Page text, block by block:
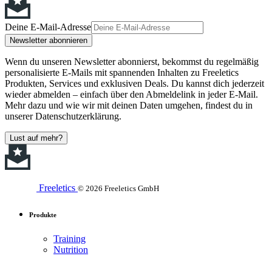
Deine E-Mail-Adresse
Newsletter abonnieren
Wenn du unseren Newsletter abonnierst, bekommst du regelmäßig
personalisierte E-Mails mit spannenden Inhalten zu Freeletics
Produkten, Services und exklusiven Deals. Du kannst dich jederzeit
wieder abmelden – einfach über den Abmeldelink in jeder E-Mail.
Mehr dazu und wie wir mit deinen Daten umgehen, findest du in
unserer Datenschutzerklärung.
Lust auf mehr?
Freeletics © 2026 Freeletics GmbH
Produkte
Training
Nutrition